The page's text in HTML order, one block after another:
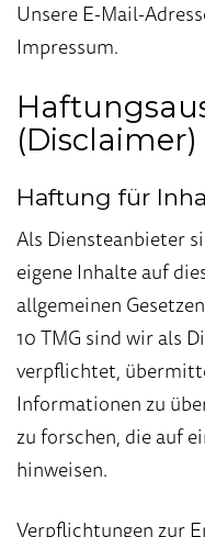
Unsere E-Mail-
Impressum.
Haftungs
(Disclaimer)
Haftung für
Als Diensteanbieter
eigene Inhalte auf
allgemeinen
10 TMG sind wir als
verpflichtet,
Informationen zu
zu forschen, die auf
hinweisen.
Verpflichtungen zur